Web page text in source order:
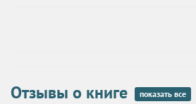
Отзывы о книге показать все